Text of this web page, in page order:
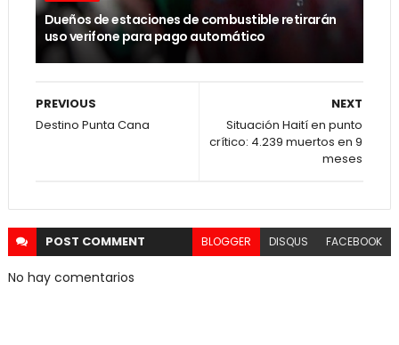
Dueños de estaciones de combustible retirarán
uso verifone para pago automático
NEXT
Situación Haití en punto
crítico: 4.239 muertos en 9
meses
PREVIOUS
Destino Punta Cana
POST COMMENT BLOGGER DISQUS FACEBOOK
No hay comentarios